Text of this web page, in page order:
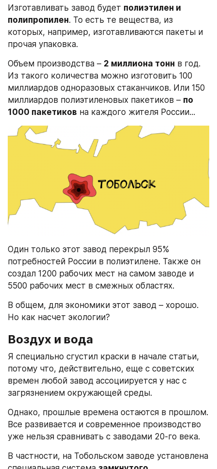
Изготавливать завод будет полиэтилен и
полипропилен. То есть те вещества, из
которых, например, изготавливаются пакеты и
прочая упаковка.
Объем производства – 2 миллиона тонн в год.
Из такого количества можно изготовить 100
миллиардов одноразовых стаканчиков. Или 150
миллиардов полиэтиленовых пакетиков – по
1000 пакетиков на каждого жителя России...
Один только этот завод перекрыл 95%
потребностей России в полиэтилене. Также он
создал 1200 рабочих мест на самом заводе и
5500 рабочих мест в смежных областях.
В общем, для экономики этот завод – хорошо.
Но как насчет экологии?
Воздух и вода
Я специально сгустил краски в начале статьи,
потому что, действительно, еще с советских
времен любой завод ассоциируется у нас с
загрязнением окружающей среды.
Однако, прошлые времена остаются в прошлом.
Все развивается и современное производство
уже нельзя сравнивать с заводами 20-го века.
В частности, на Тобольском заводе установлена